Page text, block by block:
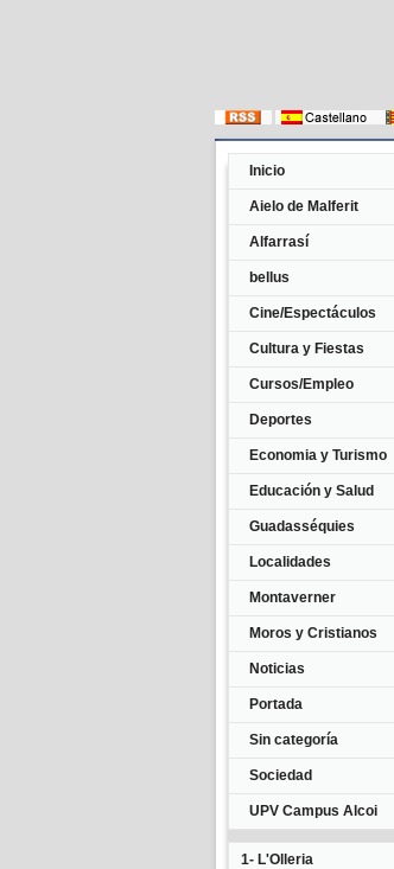
Inicio
Aielo de Malferit
Alfarrasí
bellus
Cine/Espectáculos
Cultura y Fiestas
Cursos/Empleo
Deportes
Economia y Turismo
Educación y Salud
Guadasséquies
Localidades
Montaverner
Moros y Cristianos
Noticias
Portada
Sin categoría
Sociedad
UPV Campus Alcoi
1- L'Olleria